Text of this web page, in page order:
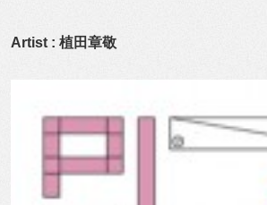
Artist : 植田章敬